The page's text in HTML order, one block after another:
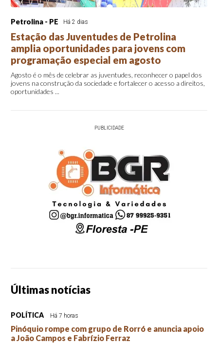
Petrolina - PE Há 2 dias
Estação das Juventudes de Petrolina
amplia oportunidades para jovens com
programação especial em agosto
Agosto é o mês de celebrar as juventudes, reconhecer o papel dos
jovens na construção da sociedade e fortalecer o acesso a direitos,
oportunidades ...
PUBLICIDADE
Últimas notícias
POLÍTICA Há 7 horas
Pinóquio rompe com grupo de Rorró e anuncia apoio
a João Campos e Fabrízio Ferraz